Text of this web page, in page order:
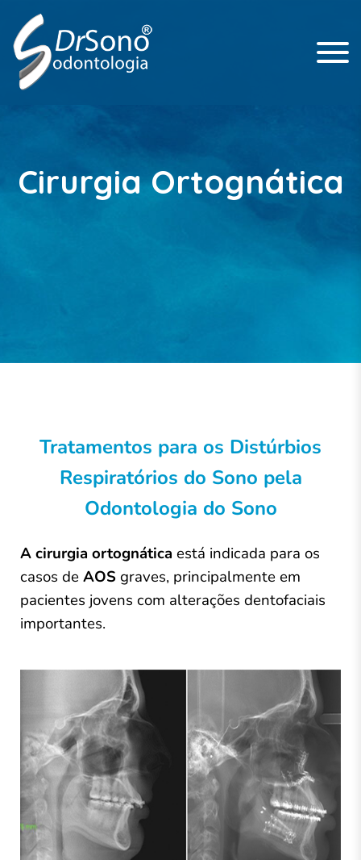
Odontologia
Cirurgia Ortognática
Tratamentos para os Distúrbios
Respiratórios do Sono pela
Odontologia do Sono
A cirurgia ortognática está indicada para os
casos deAOSgraves, principalmente em
pacientes jovens com alterações dentofaciais
importantes.